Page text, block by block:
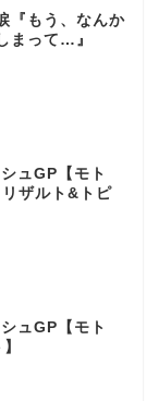
『もう、なんか
まって…』
ュGP【モト
ザルト&トピ
ュGP【モト